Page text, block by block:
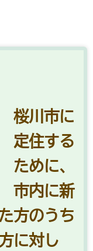
桜川市に
定住する
ために、
市内に新
方のうち
に対し